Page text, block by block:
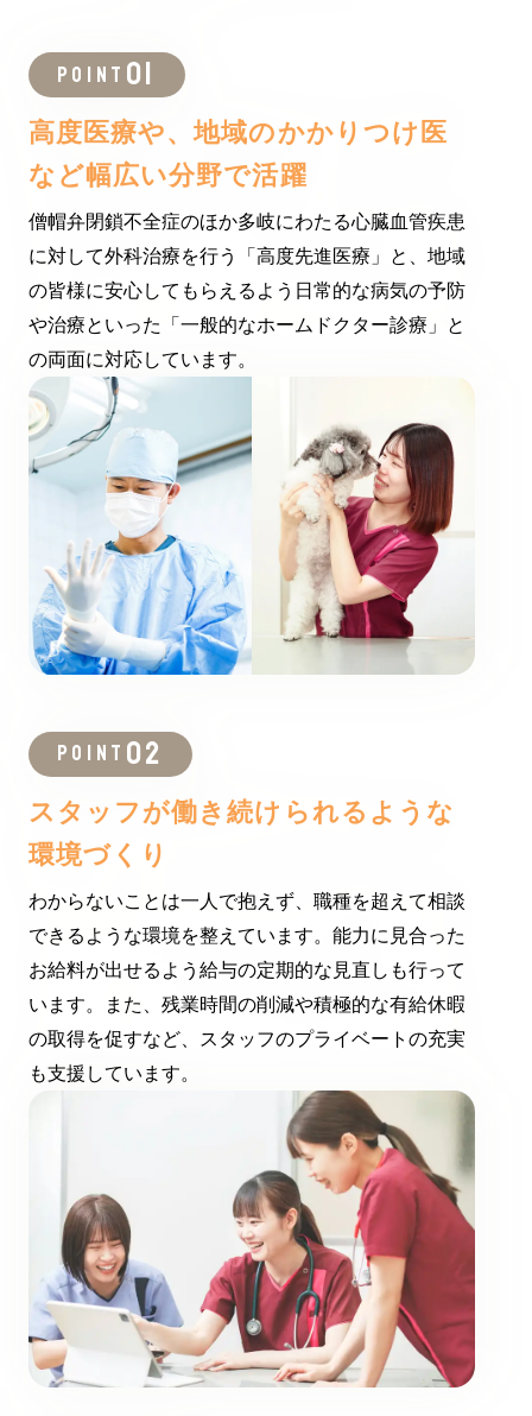
POINT
高度医療や、地域のかかりつけ医
など幅広い分野で活躍
僧帽弁閉鎖不全症のほか多岐にわたる心臓血管疾患
に対して外科治療を行う「高度先進医療」と、地域
の皆様に安心してもらえるよう日常的な病気の予防
や治療といった「一般的なホームドクター診療」と
の両面に対応しています。
POINT
スタッフが働き続けられるような
環境づくり
わからないことは一人で抱えず、職種を超えて相談
できるような環境を整えています。能力に見合った
お給料が出せるよう給与の定期的な見直しも行って
います。また、残業時間の削減や積極的な有給休暇
の取得を促すなど、スタッフのプライベートの充実
も支援しています。